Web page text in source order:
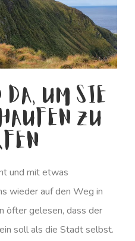
DA, UM SIE
ZU
und mit etwas
wieder auf den Weg in
öfter gelesen, dass der
soll als die Stadt selbst.